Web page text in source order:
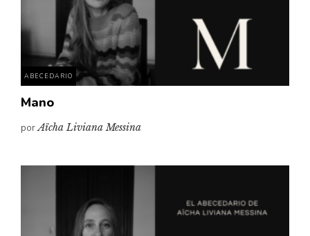
ABECEDARIO
Mano
porAïcha Liviana Messina